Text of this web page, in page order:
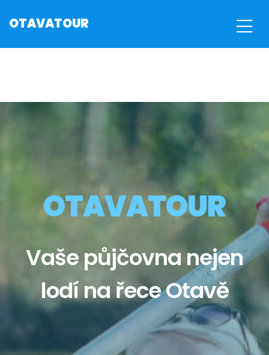
OTAVATOUR
OTAVATOUR
Vaše půjčovna nejen
lodí na řece Otavě